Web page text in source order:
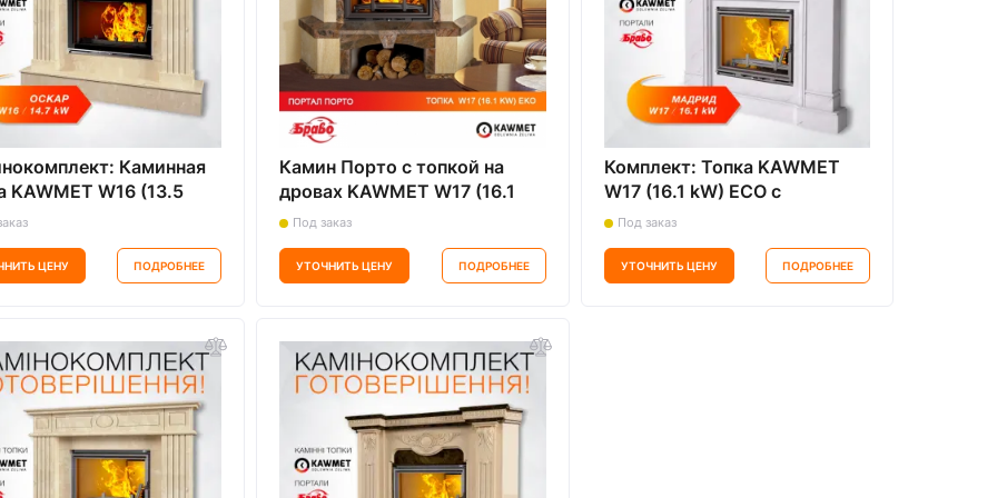
Каминная
KAWMET W16 (13.5
с мраморным
ЦЕНУ ПОДРОБНЕЕ
Камин Порто с топкой на
дровах KAWMET W17 (16.1
kW) ECO
Под заказ
УТОЧНИТЬ ЦЕНУ ПОДРОБНЕЕ
Комплект: Топка KAWMET
W17 (16.1 kW) ECO с
порталом Мадрид (Браво) из
Botticino
Под заказ
УТОЧНИТЬ ЦЕНУ ПОДРОБНЕЕ